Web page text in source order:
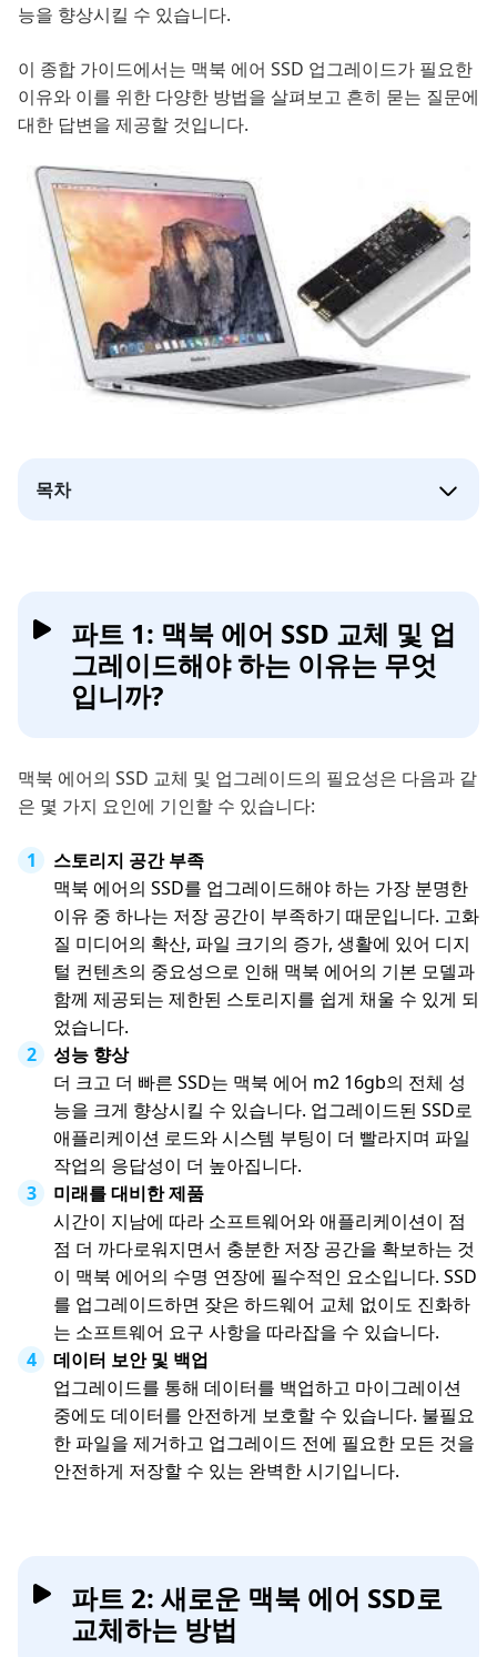
능을 향상시킬 수 있습니다.
이 종합 가이드에서는 맥북 에어 SSD 업그레이드가 필요한
이유와 이를 위한 다양한 방법을 살펴보고 흔히 묻는 질문에
대한 답변을 제공할 것입니다.
목차
파트 1: 맥북 에어 SSD 교체 및 업
그레이드해야 하는 이유는 무엇
입니까?
맥북 에어의 SSD 교체 및 업그레이드의 필요성은 다음과 같
은 몇 가지 요인에 기인할 수 있습니다:
스토리지 공간 부족
맥북 에어의 SSD를 업그레이드해야 하는 가장 분명한
이유 중 하나는 저장 공간이 부족하기 때문입니다. 고화
질 미디어의 확산, 파일 크기의 증가, 생활에 있어 디지
털 컨텐츠의 중요성으로 인해 맥북 에어의 기본 모델과
함께 제공되는 제한된 스토리지를 쉽게 채울 수 있게 되
었습니다.
성능 향상
더 크고 더 빠른 SSD는 맥북 에어 m2 16gb의 전체 성
능을 크게 향상시킬 수 있습니다. 업그레이드된 SSD로
애플리케이션 로드와 시스템 부팅이 더 빨라지며 파일
작업의 응답성이 더 높아집니다.
미래를 대비한 제품
시간이 지남에 따라 소프트웨어와 애플리케이션이 점
점 더 까다로워지면서 충분한 저장 공간을 확보하는 것
이 맥북 에어의 수명 연장에 필수적인 요소입니다. SSD
를 업그레이드하면 잦은 하드웨어 교체 없이도 진화하
는 소프트웨어 요구 사항을 따라잡을 수 있습니다.
데이터 보안 및 백업
업그레이드를 통해 데이터를 백업하고 마이그레이션
중에도 데이터를 안전하게 보호할 수 있습니다. 불필요
한 파일을 제거하고 업그레이드 전에 필요한 모든 것을
안전하게 저장할 수 있는 완벽한 시기입니다.
파트 2: 새로운 맥북 에어 SSD로
교체하는 방법